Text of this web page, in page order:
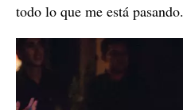
todo lo que me está pasando.